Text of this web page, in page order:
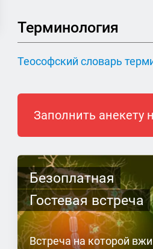
Терминология
Теософский словарь
Заполнить анекету
Безоплатная
Гостевая встреча
Встреча на которой